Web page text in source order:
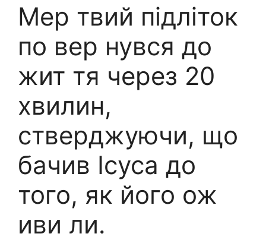
Мер твий підліток
по вер нувся до
жит тя через 20
хвилин,
стверджуючи, що
бачив Ісуса до
того, як його ож
иви ли.